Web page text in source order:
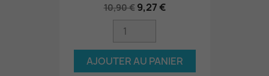
10,90 € 9,27 €
AJOUTER AU PANIER